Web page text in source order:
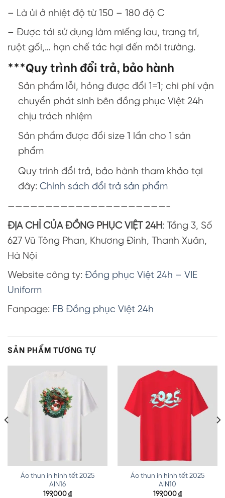
– Là ủi ở nhiệt độ từ 150 – 180 độ C
– Được tái sử dụng làm miếng lau, trang trí,
ruột gối,… hạn chế tác hại đến môi trường.
***Quy trình đổi trả, bảo hành
Sản phẩm lỗi, hỏng được đổi 1=1; chi phí vận
chuyển phát sinh bên đồng phục Việt 24h
chịu trách nhiệm
Sản phẩm được đổi size 1 lần cho 1 sản
phẩm
Quy trình đổi trả, bảo hành tham khảo tại
đây: Chính sách đổi trả sản phẩm
—————————————————————-
ĐỊA CHỈ CỦA ĐỒNG PHỤC VIỆT 24H: Tầng 3, Số
627 Vũ Tông Phan, Khương Đình, Thanh Xuân,
Hà Nội
Website công ty: Đồng phục Việt 24h – VIE
Uniform
Fanpage: FB Đồng phục Việt 24h
SẢN PHẨM TƯƠNG TỰ
Áo thun in hình tết 2025
AIN16
199,000 ₫
Áo thun in hình tết 2025
AIN10
199,000 ₫